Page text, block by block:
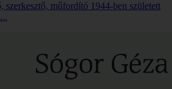
szerkesztő, műfordító 1944-ben született